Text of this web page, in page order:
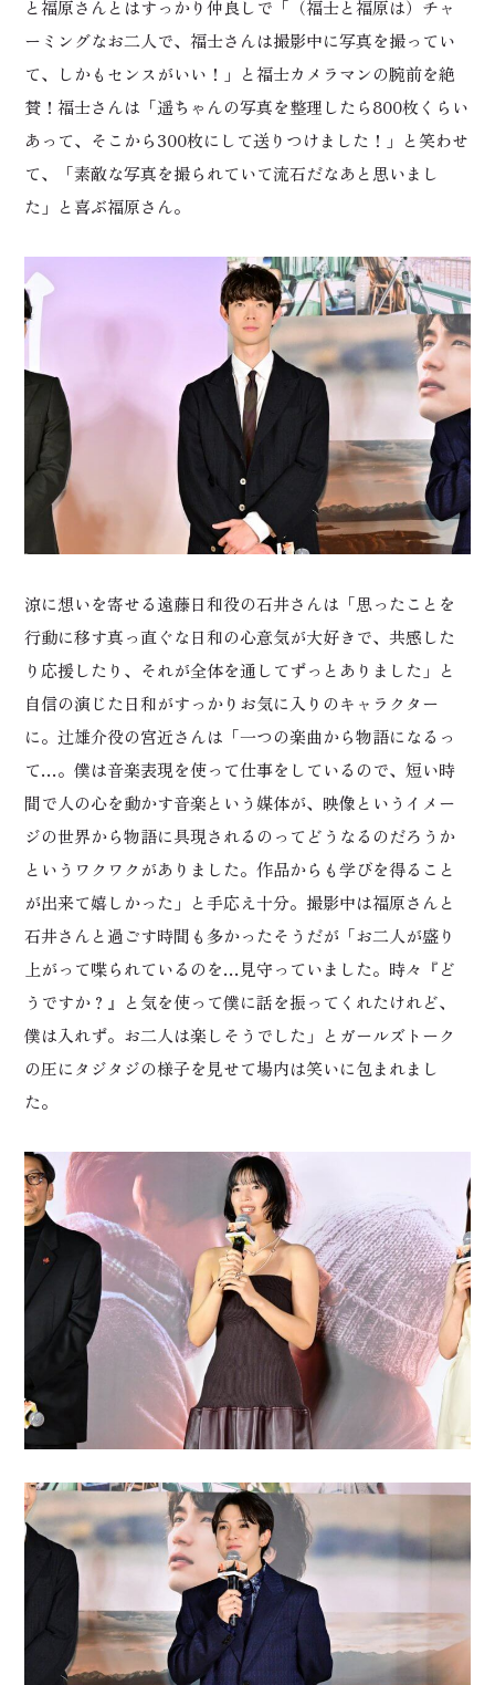
と福原さんとはすっかり仲良しで「（福士と福原は）チャ
ーミングなお二人で、福士さんは撮影中に写真を撮ってい
て、しかもセンスがいい！」と福士カメラマンの腕前を絶
賛！福士さんは「遥ちゃんの写真を整理したら800枚くらい
あって、そこから300枚にして送りつけました！」と笑わせ
て、「素敵な写真を撮られていて流石だなあと思いまし
た」と喜ぶ福原さん。
涼に想いを寄せる遠藤日和役の石井さんは「思ったことを
行動に移す真っ直ぐな日和の心意気が大好きで、共感した
り応援したり、それが全体を通してずっとありました」と
自信の演じた日和がすっかりお気に入りのキャラクター
に。辻雄介役の宮近さんは「一つの楽曲から物語になるっ
て…。僕は音楽表現を使って仕事をしているので、短い時
間で人の心を動かす音楽という媒体が、映像というイメー
ジの世界から物語に具現されるのってどうなるのだろうか
というワクワクがありました。作品からも学びを得ること
が出来て嬉しかった」と手応え十分。撮影中は福原さんと
石井さんと過ごす時間も多かったそうだが「お二人が盛り
上がって喋られているのを…見守っていました。時々『ど
うですか？』と気を使って僕に話を振ってくれたけれど、
僕は入れず。お二人は楽しそうでした」とガールズトーク
の圧にタジタジの様子を見せて場内は笑いに包まれまし
た。